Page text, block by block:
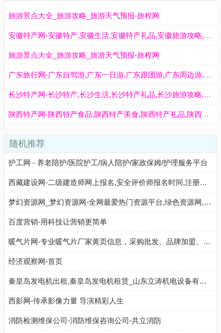
旅游景点大全_旅游攻略_旅游天气预报-旅程网
安徽特产网-安徽特产,安徽生活,安徽特产礼品,安徽旅游攻略,安徽特色美食,安徽旅游景点大全
旅游景点大全_旅游攻略_旅游天气预报-旅程网
广东旅行网-广东自驾游,广东一日游,广东跟团游,广东周边游,广东旅游路线,广东旅游攻略,广东旅游景点大全
长沙特产网-长沙特产,长沙生活,长沙特产礼品,长沙旅游攻略,长沙特色美食,长沙旅游景点大全
陕西特产网-陕西特产食品,陕西特产美食,陕西特产礼品,陕西美食小吃,陕西旅游景点大全
随机推荐
护工网 - 养老陪护/医院护工/病人陪护/家政保姆/护理服务平台
西藏建设网-二级建造师网上报名,安全评价师报名时间,注册环保工程师报考条件,消防工程师考试科目,造价工程师成绩查询
梦幻资源网_梦幻资源网-全网最爱热门资源平台,绿色资源网,小刀资源网, 悠悠资源网,善恶资源网
百度营销-用科技让营销更简单
暖气片网-专业暖气片厂家黄页信息，采购批发、品牌加盟、厂家直销
经济观察网-首页
秦皇岛发电机出租,秦皇岛发电机租赁_山东立涛机电设备有限公司 - 八方资源网
西影网-传承影像力量 导演精彩人生
消防检测维保公司-消防维保咨询公司-共立消防